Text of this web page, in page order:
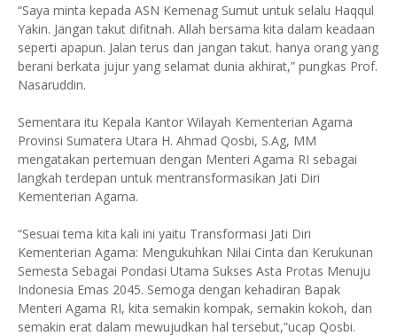
“Saya minta kepada ASN Kemenag Sumut untuk selalu Haqqul
Yakin. Jangan takut difitnah. Allah bersama kita dalam keadaan
seperti apapun. Jalan terus dan jangan takut. hanya orang yang
berani berkata jujur yang selamat dunia akhirat,” pungkas Prof.
Nasaruddin.
Sementara itu Kepala Kantor Wilayah Kementerian Agama
Provinsi Sumatera Utara H. Ahmad Qosbi, S.Ag, MM
mengatakan pertemuan dengan Menteri Agama RI sebagai
langkah terdepan untuk mentransformasikan Jati Diri
Kementerian Agama.
“Sesuai tema kita kali ini yaitu Transformasi Jati Diri
Kementerian Agama: Mengukuhkan Nilai Cinta dan Kerukunan
Semesta Sebagai Pondasi Utama Sukses Asta Protas Menuju
Indonesia Emas 2045. Semoga dengan kehadiran Bapak
Menteri Agama RI, kita semakin kompak, semakin kokoh, dan
semakin erat dalam mewujudkan hal tersebut,”ucap Qosbi.